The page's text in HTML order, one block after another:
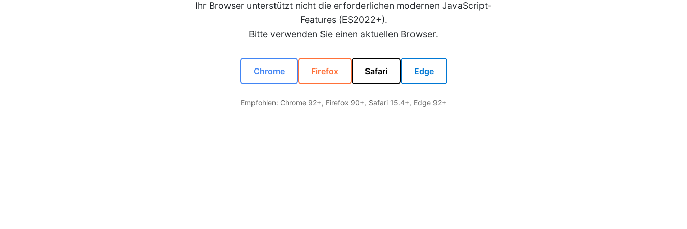
Ihr Browser unterstützt nicht die erforderlichen modernen JavaScript-
Features (ES2022+).
Bitte verwenden Sie einen aktuellen Browser.
Chrome Firefox Safari Edge
Empfohlen: Chrome 92+, Firefox 90+, Safari 15.4+, Edge 92+